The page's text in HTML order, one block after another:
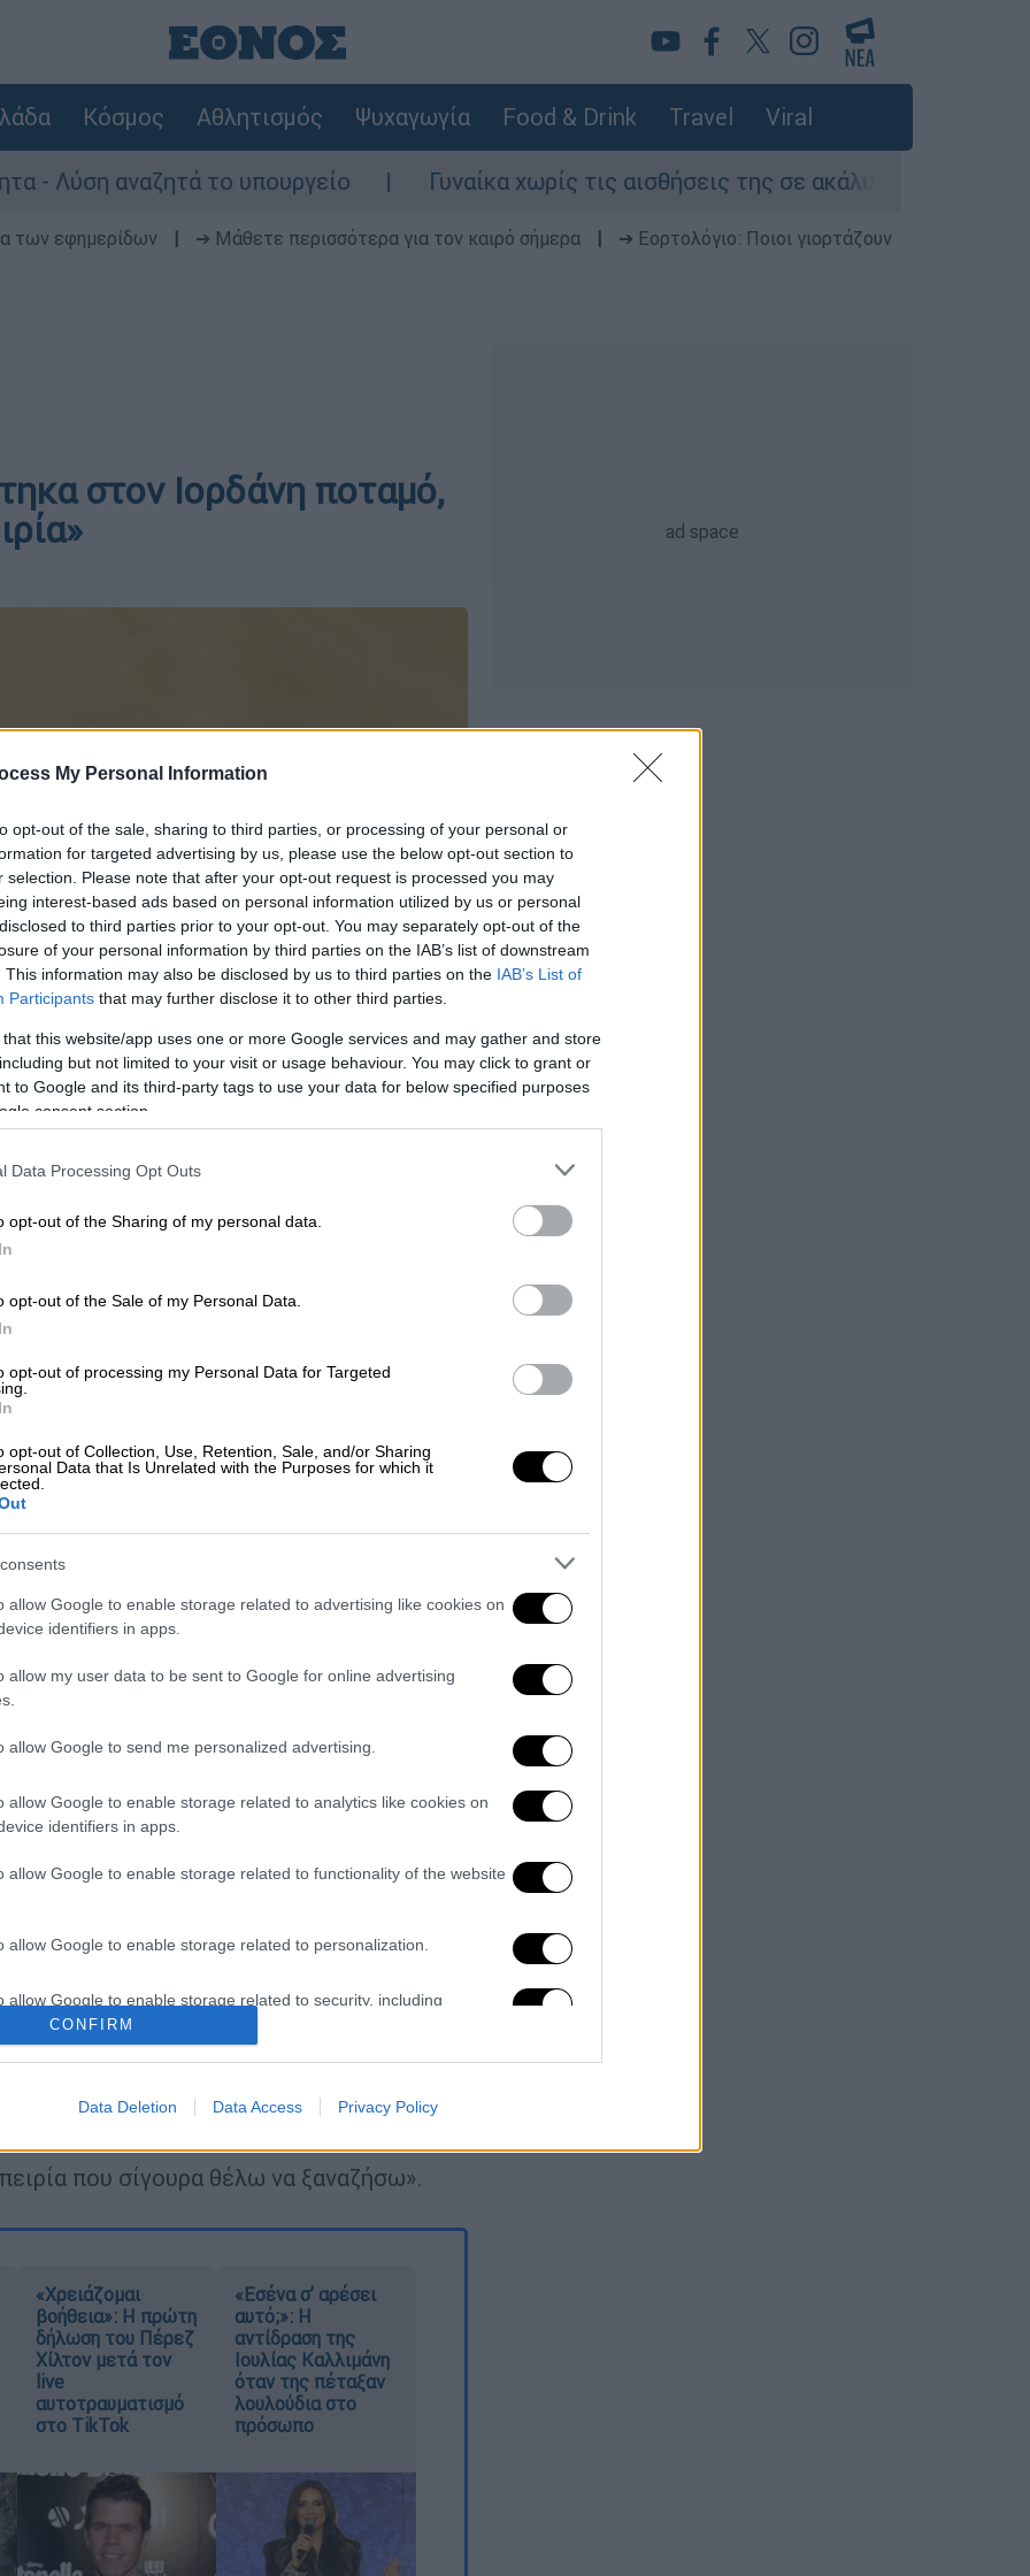
My Personal Information
opt-out of the sale, sharing to third parties, or processing of your personal or
for targeted advertising by us, please use the below opt-out section to
selection. Please note that after your opt-out request is processed you may
interest-based ads based on personal information utilized by us or personal
to third parties prior to your opt-out. You may separately opt-out of the
of your personal information by third parties on the IAB’s list of downstream
This information may also be disclosed by us to third parties on the IAB’s List of
Participants that may further disclose it to other third parties.
that this website/app uses one or more Google services and may gather and store
but not limited to your visit or usage behaviour. You may click to grant or
to Google and its third-party tags to use your data for below specified purposes
consent section.
Data Processing Opt Outs
opt-out of the Sharing of my personal data.
opt-out of the Sale of my Personal Data.
opt-out of processing my Personal Data for Targeted
opt-out of Collection, Use, Retention, Sale, and/or Sharing
Data that Is Unrelated with the Purposes for which it
allow Google to enable storage related to advertising like cookies on
identifiers in apps.
allow my user data to be sent to Google for online advertising
allow Google to send me personalized advertising.
allow Google to enable storage related to analytics like cookies on
identifiers in apps.
allow Google to enable storage related to functionality of the website
allow Google to enable storage related to personalization.
allow Google to enable storage related to security, including
functionality and fraud prevention, and other user protection.
CONFIRM
Data Deletion Data Access Privacy Policy
Κόσμος Αθλητισμός Ψυχαγωγία Food & Drink Travel Viral
αναζητά το υπουργείο Γυναίκα χωρίς τις αισθήσεις της σε ακάλυπτο
των εφημερίδων ➔ Μάθετε περισσότερα για τον καιρό σήμερα
➔ Εορτολόγιο: Ποιοι γιορτάζουν
στον Ιορδάνη ποταμό,
το ΕΘΝΟΣ στη Google
προσωπική εξομολόγηση με
της, στα μέσα κοινωνικής
να
βαπτιστεί στον Ιορδάνη ποταμό
στον Πανάγιο τάφο κ να βαφτιστώ
όπου βαπτίστηκε κ ο Χριστός απο
την εξομολόγηση με
αυτή στιγμή.
που σίγουρα θέλω να ξαναζήσω».
«Χρειάζομαι
βοήθεια»: Η πρώτη
δήλωση του Πέρεζ
Χίλτον μετά τον
live
αυτοτραυματισμό
στο TikTok
«Εσένα σ’ αρέσει
αυτό;»: Η
αντίδραση της
Ιουλίας Καλλιμάνη
όταν της πέταξαν
λουλούδια στο
πρόσωπο